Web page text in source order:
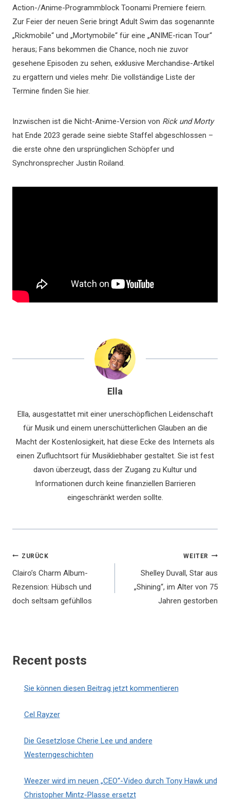
Action-/Anime-Programmblock Toonami Premiere feiern.
Zur Feier der neuen Serie bringt Adult Swim das sogenannte
„Rickmobile“ und „Mortymobile“ für eine „ANIME-rican Tour“
heraus; Fans bekommen die Chance, noch nie zuvor
gesehene Episoden zu sehen, exklusive Merchandise-Artikel
zu ergattern und vieles mehr. Die vollständige Liste der
Termine finden Sie hier.
Inzwischen ist die Nicht-Anime-Version von Rick und Morty
hat Ende 2023 gerade seine siebte Staffel abgeschlossen –
die erste ohne den ursprünglichen Schöpfer und
Synchronsprecher Justin Roiland.
Ella
Ella, ausgestattet mit einer unerschöpflichen Leidenschaft
für Musik und einem unerschütterlichen Glauben an die
Macht der Kostenlosigkeit, hat diese Ecke des Internets als
einen Zufluchtsort für Musikliebhaber gestaltet. Sie ist fest
davon überzeugt, dass der Zugang zu Kultur und
Informationen durch keine finanziellen Barrieren
eingeschränkt werden sollte.
Beitragsnavigation
ZURÜCK
Clairo’s Charm Album-
Rezension: Hübsch und
doch seltsam gefühllos
WEITER
Shelley Duvall, Star aus
„Shining“, im Alter von 75
Jahren gestorben
Recent posts
Sie können diesen Beitrag jetzt kommentieren
Cel Rayzer
Die Gesetzlose Cherie Lee und andere
Westerngeschichten
Weezer wird im neuen „CEO“-Video durch Tony Hawk und
Christopher Mintz-Plasse ersetzt